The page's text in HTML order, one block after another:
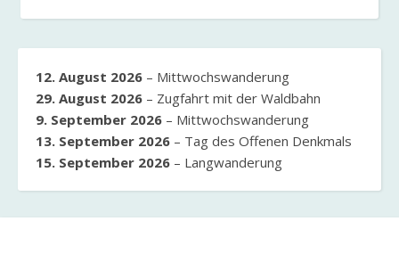
12. August 2026 – Mittwochswanderung
29. August 2026 – Zugfahrt mit der Waldbahn
9. September 2026 – Mittwochswanderung
13. September 2026 – Tag des Offenen Denkmals
15. September 2026 – Langwanderung